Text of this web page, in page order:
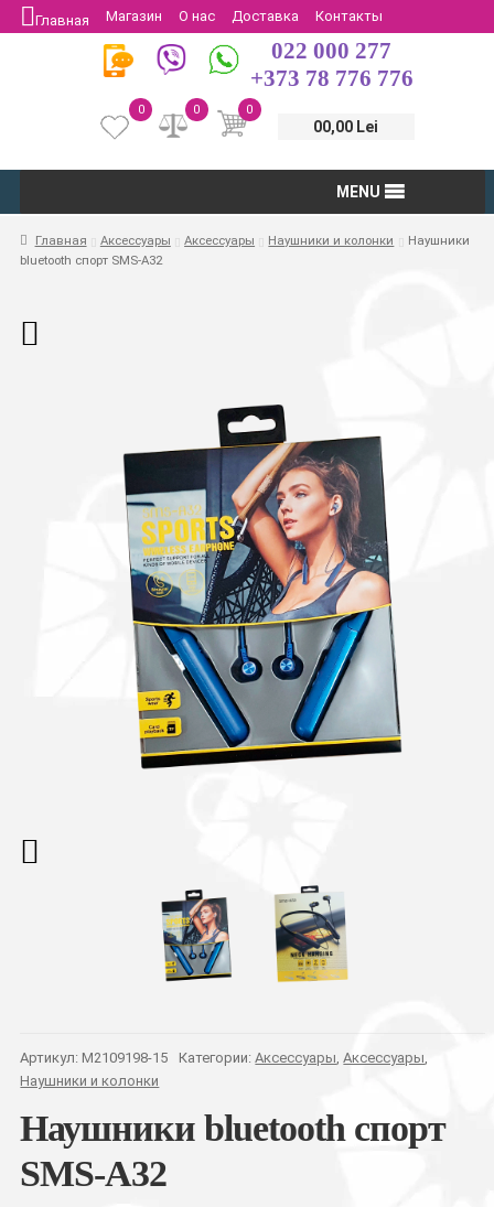
Главная Магазин О нас Доставка
Контакты
Защита потребителей
Возврат
022 000 277
+373 78 776 776
0
00,00 Lei
0
0
MENU
Главная Аксессуары Аксессуары Наушники и колонки
Наушники
bluetooth спорт SMS-A32
Артикул: M2109198-15 Категории:Аксессуары,Аксессуары,
Наушники и колонки
Наушники bluetooth спорт
SMS-A32